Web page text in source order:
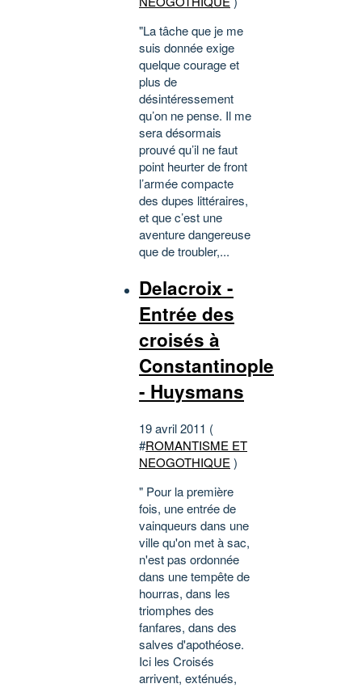
"La tâche que je me
suis donnée exige
quelque courage et
plus de
désintéressement
qu’on ne pense. Il me
sera désormais
prouvé qu’il ne faut
point heurter de front
l’armée compacte
des dupes littéraires,
et que c’est une
aventure dangereuse
que de troubler,...
Delacroix -
Entrée des
croisés à
Constantinople
- Huysmans
19 avril 2011 (
#ROMANTISME ET
NEOGOTHIQUE )
" Pour la première
fois, une entrée de
vainqueurs dans une
ville qu'on met à sac,
n'est pas ordonnée
dans une tempête de
hourras, dans les
triomphes des
fanfares, dans des
salves d'apothéose.
Ici les Croisés
arrivent, exténués,